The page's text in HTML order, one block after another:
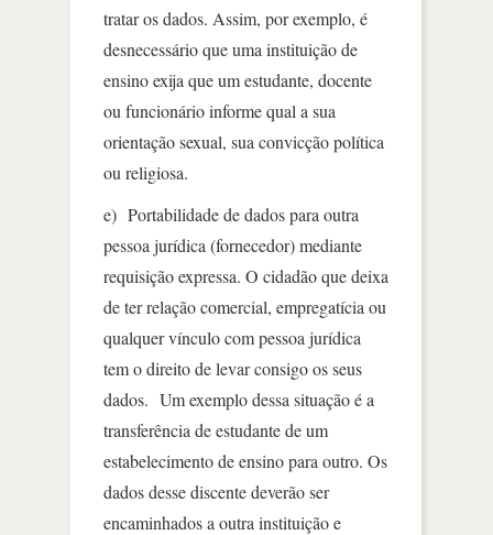
tratar os dados. Assim, por exemplo, é
desnecessário que uma instituição de
ensino exija que um estudante, docente
ou funcionário informe qual a sua
orientação sexual, sua convicção política
ou religiosa.
e) Portabilidade de dados para outra
pessoa jurídica (fornecedor) mediante
requisição expressa. O cidadão que deixa
de ter relação comercial, empregatícia ou
qualquer vínculo com pessoa jurídica
tem o direito de levar consigo os seus
dados. Um exemplo dessa situação é a
transferência de estudante de um
estabelecimento de ensino para outro. Os
dados desse discente deverão ser
encaminhados a outra instituição e